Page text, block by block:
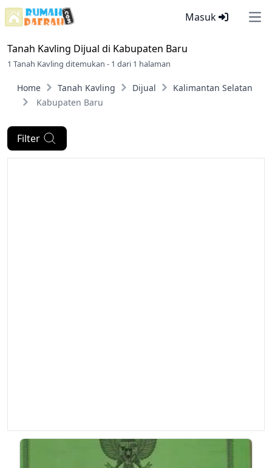
Masuk
Tanah Kavling Dijual di Kabupaten Baru
1 Tanah Kavling ditemukan - 1 dari 1 halaman
Home Tanah Kavling Dijual
Kalimantan Selatan
Kabupaten Baru
Filter